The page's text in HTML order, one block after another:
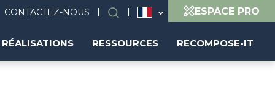
CONTACTEZ-NOUS Rechercher ESPACE PRO
RÉALISATIONS RESSOURCES RECOMPOSE-IT